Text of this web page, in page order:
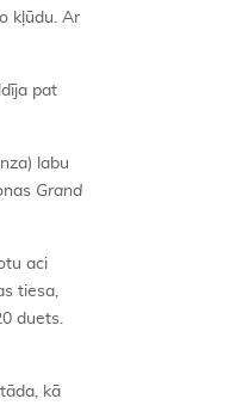
kļūdu. Ar
pat
labu
Grand
aci
tiesa,
duets.
kā